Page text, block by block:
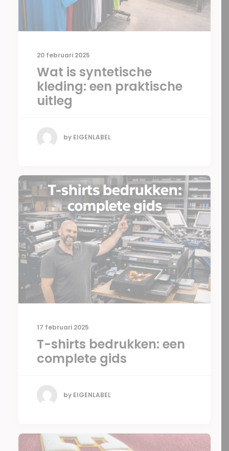
20 februari 2025
Wat is syntetische
kleding: een praktische
uitleg
by EIGENLABEL
17 februari 2025
T-shirts bedrukken: een
complete gids
by EIGENLABEL